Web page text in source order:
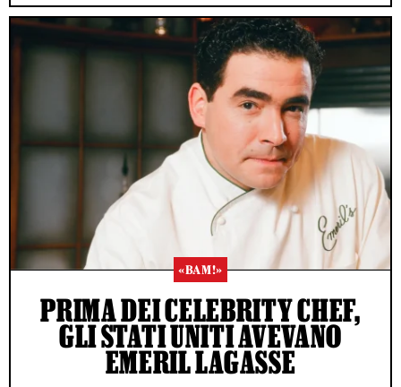
«BAM!»
PRIMA DEI CELEBRITY CHEF,
GLI STATI UNITI AVEVANO
EMERIL LAGASSE